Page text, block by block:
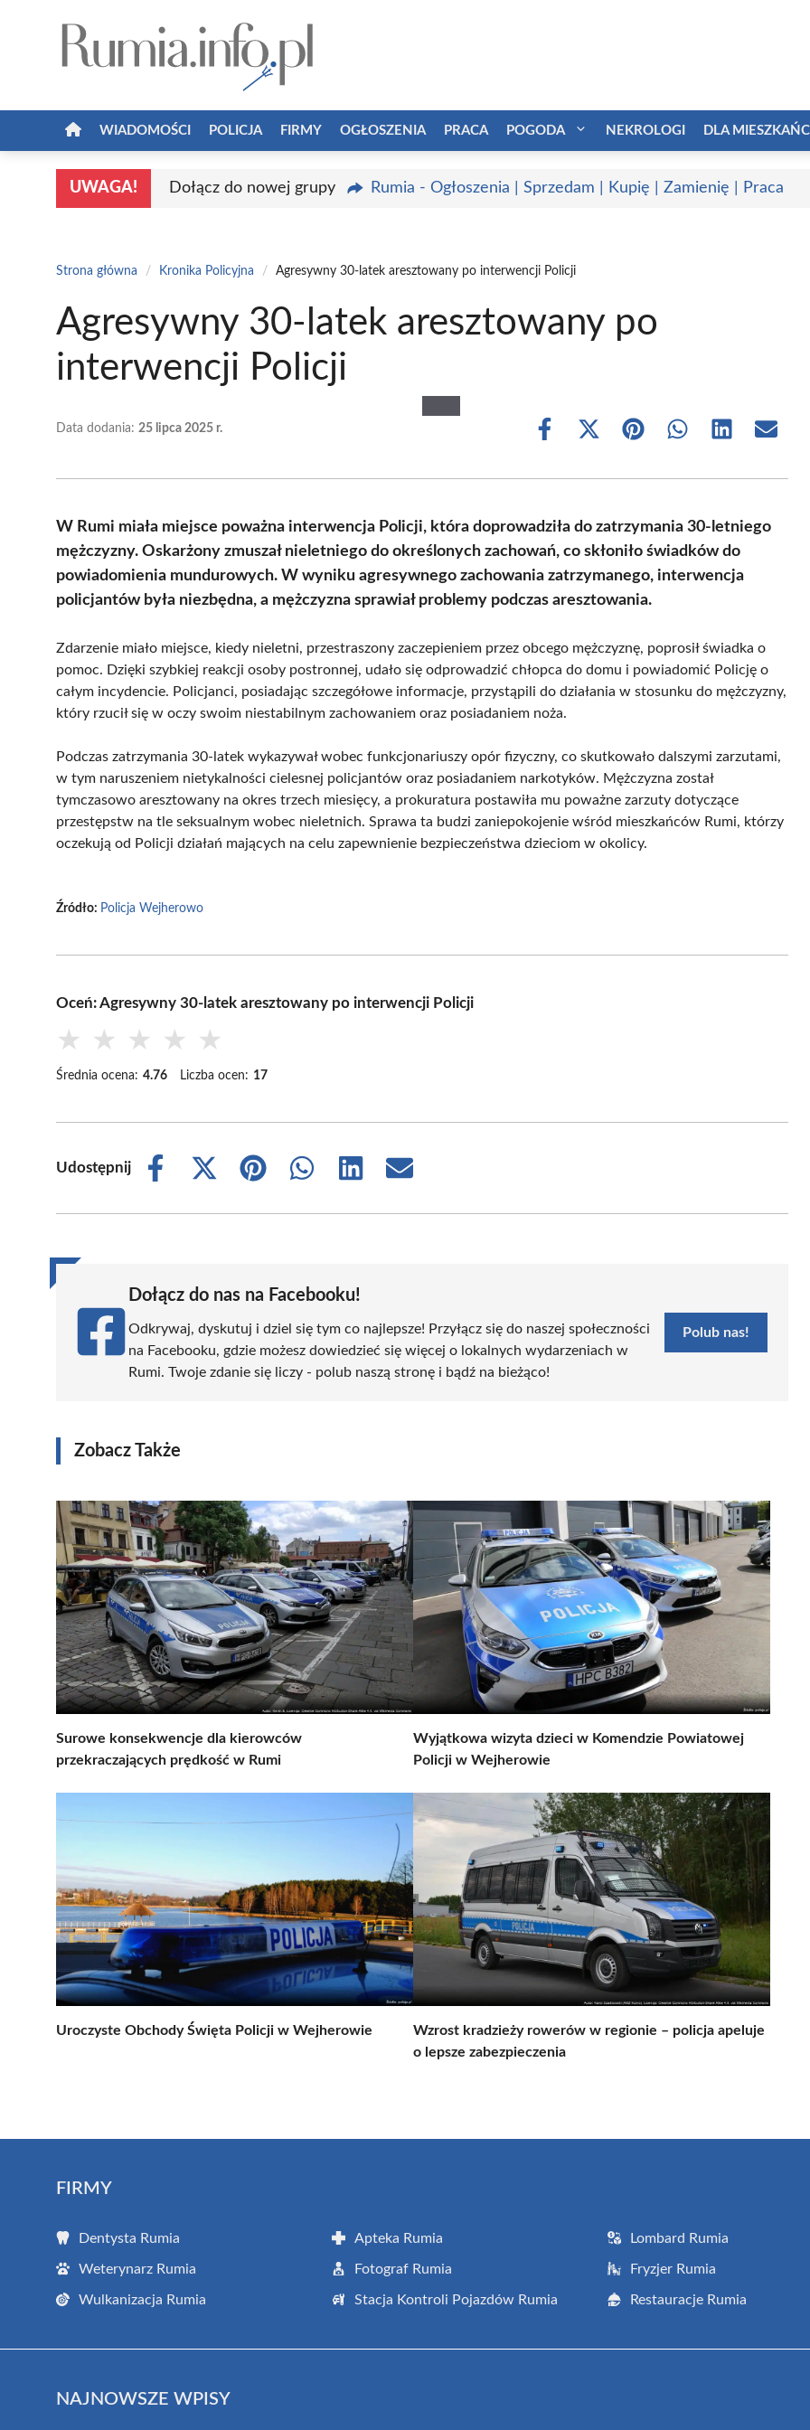
WIADOMOŚCI POLICJA FIRMY OGŁOSZENIA PRACA POGODA NEKROLOGI DLA
UWAGA! Dołącz do nowej grupy Rumia - Ogłoszenia | Sprzedam | Kupię | Zamienię | Praca
Strona główna / Kronika Policyjna / Agresywny 30-latek aresztowany po interwencji Policji
Agresywny 30-latek aresztowany po
interwencji Policji
Data dodania: 25 lipca 2025 r.
Share
Share
(Twitter)
Share Share Share Share
W Rumi miała miejsce poważna interwencja Policji, która doprowadziła do zatrzymania 30-letniego
mężczyzny. Oskarżony zmuszał nieletniego do określonych zachowań, co skłoniło świadków do
powiadomienia mundurowych. W wyniku agresywnego zachowania zatrzymanego, interwencja
policjantów była niezbędna, a mężczyzna sprawiał problemy podczas aresztowania.
Zdarzenie miało miejsce, kiedy nieletni, przestraszony zaczepieniem przez obcego mężczyznę, poprosił świadka o
pomoc. Dzięki szybkiej reakcji osoby postronnej, udało się odprowadzić chłopca do domu i powiadomić Policję o
całym incydencie. Policjanci, posiadając szczegółowe informacje, przystąpili do działania w stosunku do mężczyzny,
który rzucił się w oczy swoim niestabilnym zachowaniem oraz posiadaniem noża.
Podczas zatrzymania 30-latek wykazywał wobec funkcjonariuszy opór fizyczny, co skutkowało dalszymi zarzutami,
w tym naruszeniem nietykalności cielesnej policjantów oraz posiadaniem narkotyków. Mężczyzna został
tymczasowo aresztowany na okres trzech miesięcy, a prokuratura postawiła mu poważne zarzuty dotyczące
przestępstw na tle seksualnym wobec nieletnich. Sprawa ta budzi zaniepokojenie wśród mieszkańców Rumi, którzy
oczekują od Policji działań mających na celu zapewnienie bezpieczeństwa dzieciom w okolicy.
Źródło: Policja Wejherowo
Oceń: Agresywny 30-latek aresztowany po interwencji Policji
★ ★ ★ ★ ★
Średnia ocena: 4.76 Liczba ocen: 17
Udostępnij
Share
Share
(Twitter)
Share
Share
Share
Share
Dołącz do nas na Facebooku!
Odkrywaj, dyskutuj i dziel się tym co najlepsze! Przyłącz się do naszej społeczności
na Facebooku, gdzie możesz dowiedzieć się więcej o lokalnych wydarzeniach w
Rumi. Twoje zdanie się liczy - polub naszą stronę i bądź na bieżąco!
Polub nas!
Zobacz Także
Surowe konsekwencje dla kierowców
przekraczających prędkość w Rumi
Wyjątkowa wizyta dzieci w Komendzie Powiatowej
Policji w Wejherowie
Uroczyste Obchody Święta Policji w Wejherowie
Wzrost kradzieży rowerów w regionie – policja apeluje
o lepsze zabezpieczenia
FIRMY
Dentysta Rumia Apteka Rumia Lombard Rumia
Weterynarz Rumia Fotograf Rumia Fryzjer Rumia
Wulkanizacja Rumia Stacja Kontroli Pojazdów Rumia Restauracje Rumia
NAJNOWSZE WPISY